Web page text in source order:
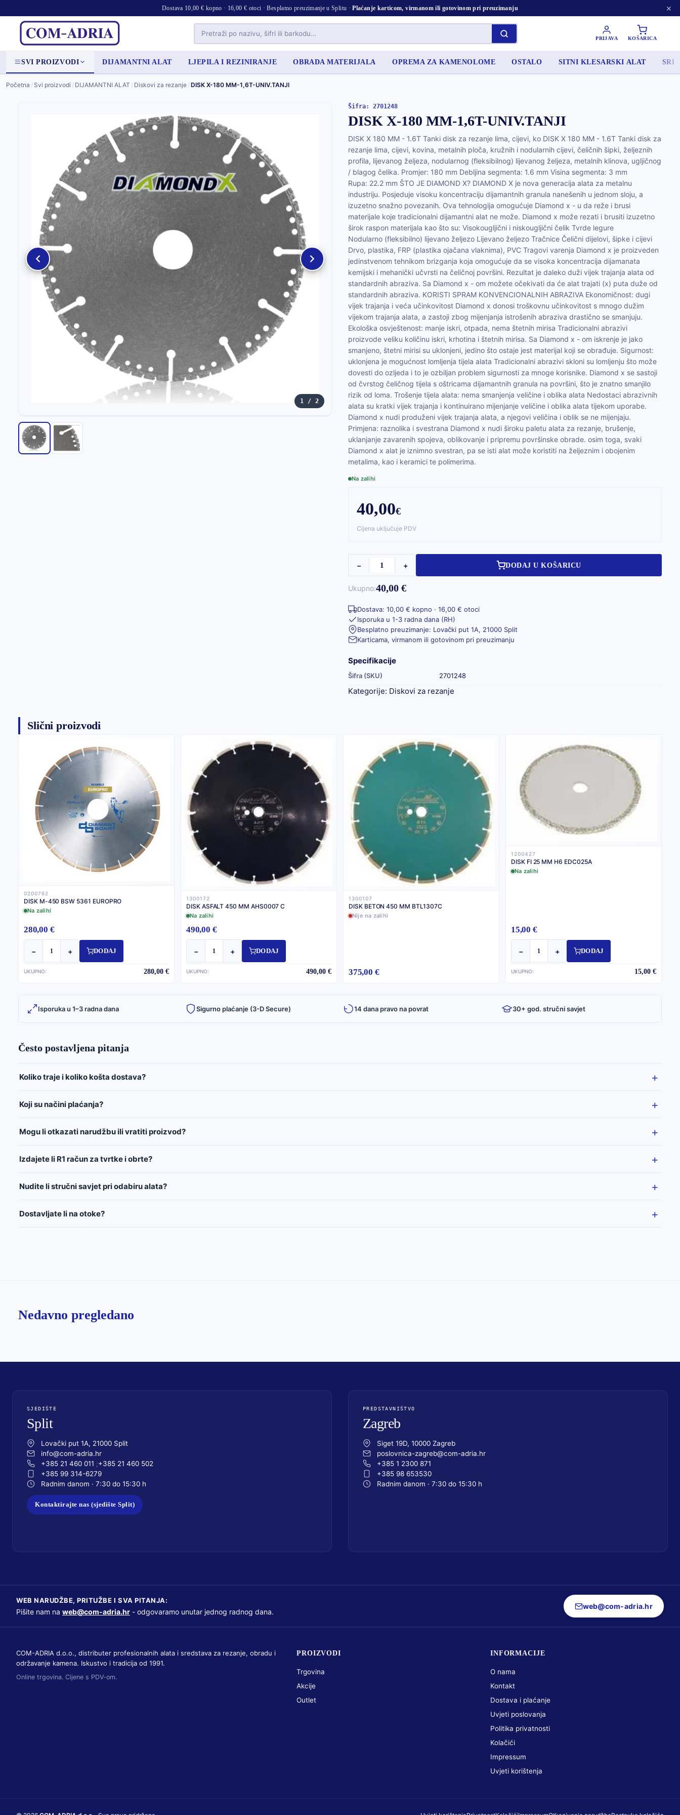
Dostava 10,00 € kopno · 16,00 € otoci · Besplatno preuzimanje u Splitu ·Plaćanje karticom, virmanom ili gotovinom pri preuzimanju ×
PRIJAVA KOŠARICA
SVI PROIZVODI DIJAMANTNI ALAT LJEPILA I REZINIRANJE OBRADA MATERIJALA OPREMA ZA KAMENOLOME OSTALO SITNI KLESARSKI ALAT
Početna / Svi proizvodi / DIJAMANTNI ALAT / Diskovi za rezanje /DISK X-180 MM-1,6T-UNIV.TANJI
1 / 2
Šifra: 2701248
DISK X-180 MM-1,6T-UNIV.TANJI
DISK X 180 MM - 1.6T Tanki disk za rezanje lima, cijevi, ko DISK X 180 MM - 1.6T Tanki disk za
rezanje lima, cijevi, kovina, metalnih ploča, kružnih i nodularnih cijevi, čeličnih šipki, željeznih
profila, lijevanog željeza, nodularnog (fleksibilnog) lijevanog željeza, metalnih klinova, ugljičnog
/ blagog čelika. Promjer: 180 mm Debljina segmenta: 1.6 mm Visina segmenta: 3 mm
Rupa: 22.2 mm ŠTO JE DIAMOND X? DIAMOND X je nova generacija alata za metalnu
industriju. Posjeduje visoku koncentraciju dijamantnih granula nanešenih u jednom sloju, a
izuzetno snažno povezanih. Ova tehnologija omogućuje Diamond x - u da reže i brusi
materijale koje tradicionalni dijamantni alat ne može. Diamond x može rezati i brusiti izuzetno
širok raspon materijala kao što su: Visokougljični i niskougljični čelik Tvrde legure
Nodularno (fleksibilno) lijevano željezo Lijevano željezo Tračnice Čelični dijelovi, šipke i cijevi
Drvo, plastika, FRP (plastika ojačana vlaknima), PVC Tragovi varenja Diamond x je proizveden
jedinstvenom tehnikom brizganja koja omogućuje da se visoka koncentracija dijamanata
kemijski i mehanički učvrsti na čeličnoj površini. Rezultat je daleko duži vijek trajanja alata od
standardnih abraziva. Sa Diamond x - om možete očekivati da će alat trajati (x) puta duže od
standardnih abraziva. KORISTI SPRAM KONVENCIONALNIH ABRAZIVA Ekonomičnost: dugi
vijek trajanja i veća učinkovitost Diamond x donosi troškovnu učinkovitost s mnogo dužim
vijekom trajanja alata, a zastoji zbog mijenjanja istrošenih abraziva drastično se smanjuju.
Ekološka osvještenost: manje iskri, otpada, nema štetnih mirisa Tradicionalni abrazivi
proizvode veliku količinu iskri, krhotina i štetnih mirisa. Sa Diamond x - om iskrenje je jako
smanjeno, štetni mirisi su uklonjeni, jedino što ostaje jest materijal koji se obrađuje. Sigurnost:
uklonjena je mogućnost lomljenja tijela alata Tradicionalni abrazivi skloni su lomljenju što može
dovesti do ozljeda i to je ozbiljan problem sigurnosti za mnoge korisnike. Diamond x se sastoji
od čvrstog čeličnog tijela s oštricama dijamantnih granula na površini, što je znatno smanjilo
rizik od loma. Trošenje tijela alata: nema smanjenja veličine i oblika alata Nedostaci abrazivnih
alata su kratki vijek trajanja i kontinuirano mijenjanje veličine i oblika alata tijekom uporabe.
Diamond x nudi produženi vijek trajanja alata, a njegovi veličina i oblik se ne mijenjaju.
Primjena: raznolika i svestrana Diamond x nudi široku paletu alata za rezanje, brušenje,
uklanjanje zavarenih spojeva, oblikovanje i pripremu površinske obrade. osim toga, svaki
Diamond x alat je iznimno svestran, pa se isti alat može koristiti na željeznim i obojenim
metalima, kao i keramici te polimerima.
Na zalihi
40,00€
Cijena uključuje PDV
− + DODAJ U KOŠARICU
Ukupno:40,00 €
Dostava: 10,00 € kopno · 16,00 € otoci
Isporuka u 1-3 radna dana (RH)
Besplatno preuzimanje: Lovački put 1A, 21000 Split
Karticama, virmanom ili gotovinom pri preuzimanju
Specifikacije
Šifra (SKU) 2701248
Kategorije: Diskovi za rezanje
Slični proizvodi
0200762
DISK M-450 BSW 5361 EUROPRO
Na zalihi
280,00 €
− + DODAJ
UKUPNO: 280,00 €
1300172
DISK ASFALT 450 MM AHS0007 C
Na zalihi
490,00 €
− + DODAJ
UKUPNO: 490,00 €
1300107
DISK BETON 450 MM BTL1307C
Nije na zalihi
375,00 €
1200427
DISK FI 25 MM H6 EDC025A
Na zalihi
15,00 €
− + DODAJ
UKUPNO: 15,00 €
Isporuka u 1–3 radna dana Sigurno plaćanje (3-D Secure) 14 dana pravo na povrat 30+ god. stručni savjet
Često postavljena pitanja
Koliko traje i koliko košta dostava?
Koji su načini plaćanja?
Mogu li otkazati narudžbu ili vratiti proizvod?
Izdajete li R1 račun za tvrtke i obrte?
Nudite li stručni savjet pri odabiru alata?
Dostavljate li na otoke?
Nedavno pregledano
SJEDIŠTE
Split
Lovački put 1A, 21000 Split
info@com-adria.hr
+385 21 460 011
+385 21 460 502
+385 99 314-6279
Radnim danom · 7:30 do 15:30 h
Kontaktirajte nas (sjedište Split)
PREDSTAVNIŠTVO
Zagreb
Siget 19D, 10000 Zagreb
poslovnica-zagreb@com-adria.hr
+385 1 2300 871
+385 98 653530
Radnim danom · 7:30 do 15:30 h
WEB NARUDŽBE, PRITUŽBE I SVA PITANJA:
Pišite nam na web@com-adria.hr - odgovaramo unutar jednog radnog dana.
web@com-adria.hr
COM-ADRIA d.o.o., distributer profesionalnih alata i sredstava za rezanje, obradu i
održavanje kamena. Iskustvo i tradicija od 1991.
Online trgovina. Cijene s PDV-om.
PROIZVODI
Trgovina
Akcije
Outlet
INFORMACIJE
O nama
Kontakt
Dostava i plaćanje
Uvjeti poslovanja
Politika privatnosti
Kolačići
Impressum
Uvjeti korištenja